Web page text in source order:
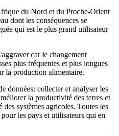
du Nord et du Proche-Orient
dont les conséquences se
qui est le plus grand utilisateur
car le changement
plus fréquentes et plus longues
la production alimentaire.
données: collecter et analyser les
la productivité des terres et
systèmes agricoles. Toutes les
les pays et utilisateurs qui en